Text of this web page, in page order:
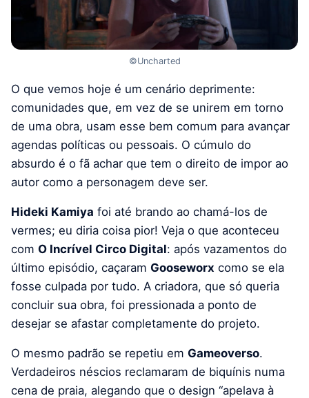
©Uncharted
O que vemos hoje é um cenário deprimente:
comunidades que, em vez de se unirem em torno
de uma obra, usam esse bem comum para avançar
agendas políticas ou pessoais. O cúmulo do
absurdo é o fã achar que tem o direito de impor ao
autor como a personagem deve ser.
Hideki Kamiya foi até brando ao chamá-los de
vermes; eu diria coisa pior! Veja o que aconteceu
com O Incrível Circo Digital: após vazamentos do
último episódio, caçaram Gooseworx como se ela
fosse culpada por tudo. A criadora, que só queria
concluir sua obra, foi pressionada a ponto de
desejar se afastar completamente do projeto.
O mesmo padrão se repetiu em Gameoverso.
Verdadeiros néscios reclamaram de biquínis numa
cena de praia, alegando que o design “apelava à